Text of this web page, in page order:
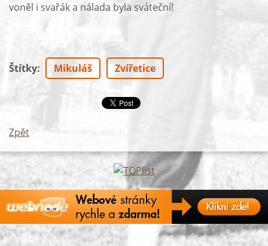
voněl i svařák a nálada byla sváteční!
Štítky: Mikuláš Zvířetice
Zpět